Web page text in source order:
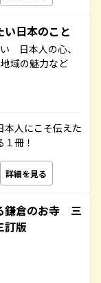
日本のこと
日本人の心、
域の魅力など
本人にこそ伝えた
冊！
詳細を見る
鎌倉のお寺 三
訂版